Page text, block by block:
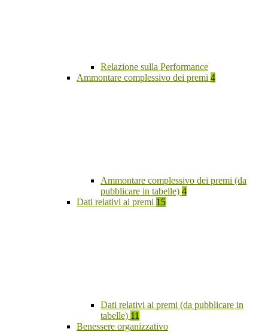
Relazione sulla Performance
Ammontare complessivo dei premi 4
Ammontare complessivo dei premi (da
pubblicare in tabelle) 4
Dati relativi ai premi 15
Dati relativi ai premi (da pubblicare in
tabelle) 11
Benessere organizzativo